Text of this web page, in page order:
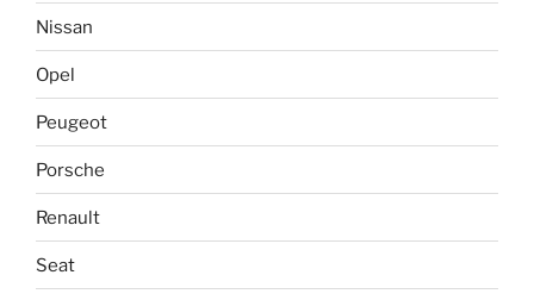
Nissan
Opel
Peugeot
Porsche
Renault
Seat